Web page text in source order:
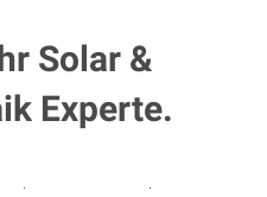
Solar &
Experte.